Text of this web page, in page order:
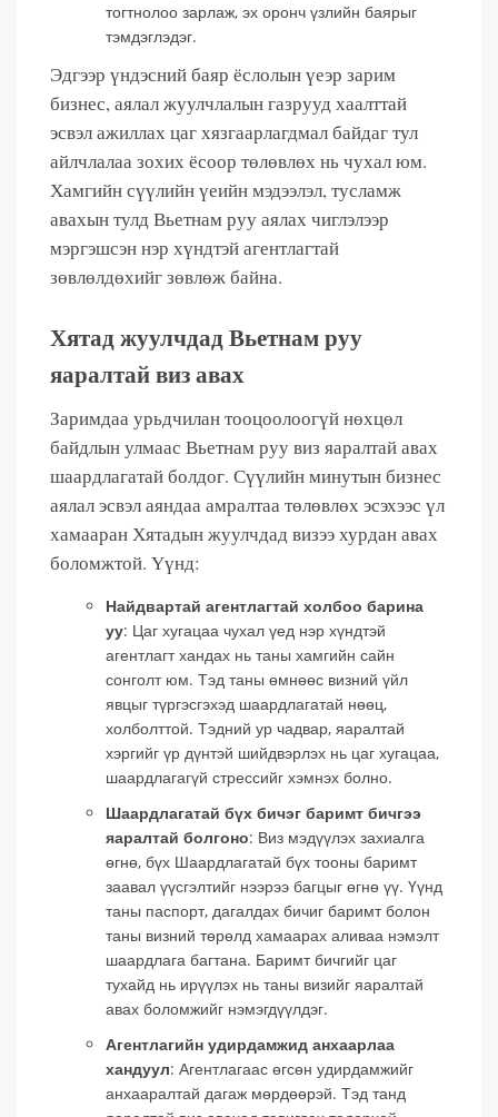
тогтнолоо зарлаж, эх оронч үзлийн баярыг
тэмдэглэдэг.
Эдгээр үндэсний баяр ёслолын үеэр зарим
бизнес, аялал жуулчлалын газрууд хаалттай
эсвэл ажиллах цаг хязгаарлагдмал байдаг тул
айлчлалаа зохих ёсоор төлөвлөх нь чухал юм.
Хамгийн сүүлийн үеийн мэдээлэл, тусламж
авахын тулд Вьетнам руу аялах чиглэлээр
мэргэшсэн нэр хүндтэй агентлагтай
зөвлөлдөхийг зөвлөж байна.
Хятад жуулчдад Вьетнам руу
яаралтай виз авах
Заримдаа урьдчилан тооцоолоогүй нөхцөл
байдлын улмаас Вьетнам руу виз яаралтай авах
шаардлагатай болдог. Сүүлийн минутын бизнес
аялал эсвэл аяндаа амралтаа төлөвлөх эсэхээс үл
хамааран Хятадын жуулчдад визээ хурдан авах
боломжтой. Үүнд:
Найдвартай агентлагтай холбоо барина
уу: Цаг хугацаа чухал үед нэр хүндтэй
агентлагт хандах нь таны хамгийн сайн
сонголт юм. Тэд таны өмнөөс визний үйл
явцыг түргэсгэхэд шаардлагатай нөөц,
холболттой. Тэдний ур чадвар, яаралтай
хэргийг үр дүнтэй шийдвэрлэх нь цаг хугацаа,
шаардлагагүй стрессийг хэмнэх болно.
Шаардлагатай бүх бичэг баримт бичгээ
яаралтай болгоно: Виз мэдүүлэх захиалга
өгнө, бүх Шаардлагатай бүх тооны баримт
заавал үүсгэлтийг нээрээ багцыг өгнө үү. Үүнд
таны паспорт, дагалдах бичиг баримт болон
таны визний төрөлд хамаарах аливаа нэмэлт
шаардлага багтана. Баримт бичгийг цаг
тухайд нь ирүүлэх нь таны визийг яаралтай
авах боломжийг нэмэгдүүлдэг.
Агентлагийн удирдамжид анхаарлаа
хандуул: Агентлагаас өгсөн удирдамжийг
анхааралтай дагаж мөрдөөрэй. Тэд танд